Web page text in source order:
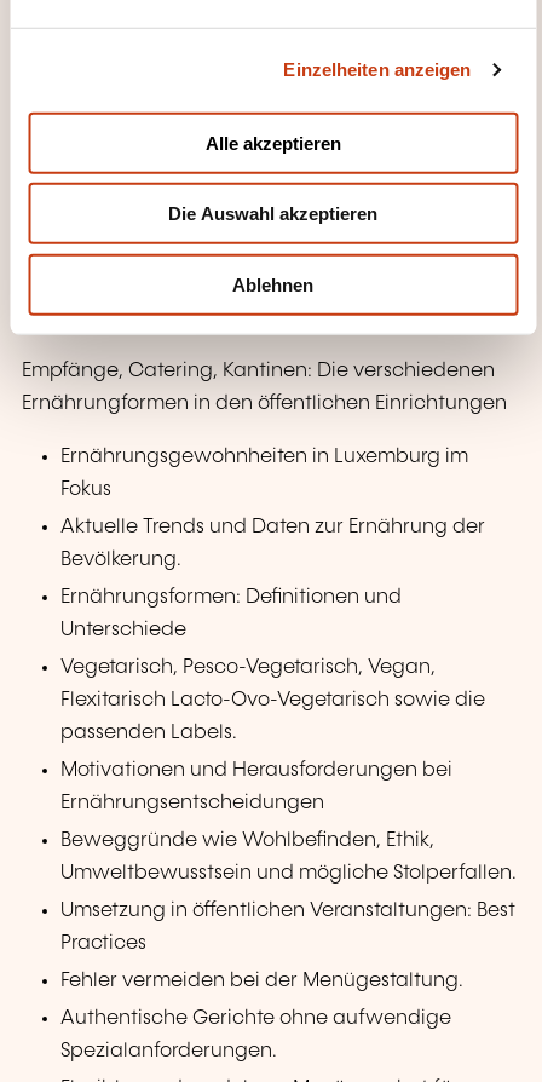
Einzelheiten anzeigen
Alle akzeptieren
Die Auswahl akzeptieren
Ablehnen
Original-Ersatzteilen.
Kosten-Nutzen-Vergleich: Reparaturkosten
effizienteres Gerät.
Umweltbelastung: Reparatur vs. Neukauf,
insbesondere durch Elektronikteile.
Umwelt- und Wirtschaftsfaktoren abwägen
Nutzen von Energieetiketten zur Bewertung
von Effizienz und Umweltauswirkungen.
Empfänge, Catering, Kantinen: Die verschiedenen
Ernährungformen in den öffentlichen Einrichtungen
Ernährungsgewohnheiten in Luxemburg im
Fokus
Aktuelle Trends und Daten zur Ernährung der
Bevölkerung.
Ernährungsformen: Definitionen und
Unterschiede
Vegetarisch, Pesco-Vegetarisch, Vegan,
Flexitarisch Lacto-Ovo-Vegetarisch sowie die
passenden Labels.
Motivationen und Herausforderungen bei
Ernährungsentscheidungen
Beweggründe wie Wohlbefinden, Ethik,
Umweltbewusstsein und mögliche Stolperfallen.
Umsetzung in öffentlichen Veranstaltungen: Best
Practices
Fehler vermeiden bei der Menügestaltung.
Authentische Gerichte ohne aufwendige
Spezialanforderungen.